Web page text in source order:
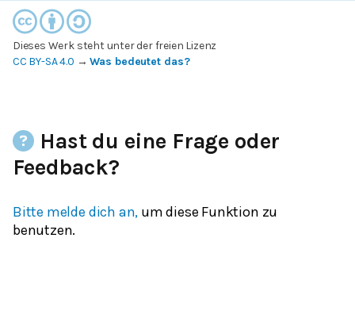
Dieses Werk steht unter der freien Lizenz
CC BY-SA 4.0 →Was bedeutet das?
Hast du eine Frage oder
Feedback?
Bitte melde dich an, um diese Funktion zu
benutzen.